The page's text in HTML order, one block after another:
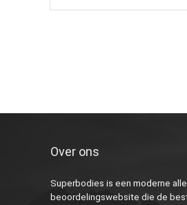
Over ons
Superbodies is een moderne
beoordelingswebsite die de